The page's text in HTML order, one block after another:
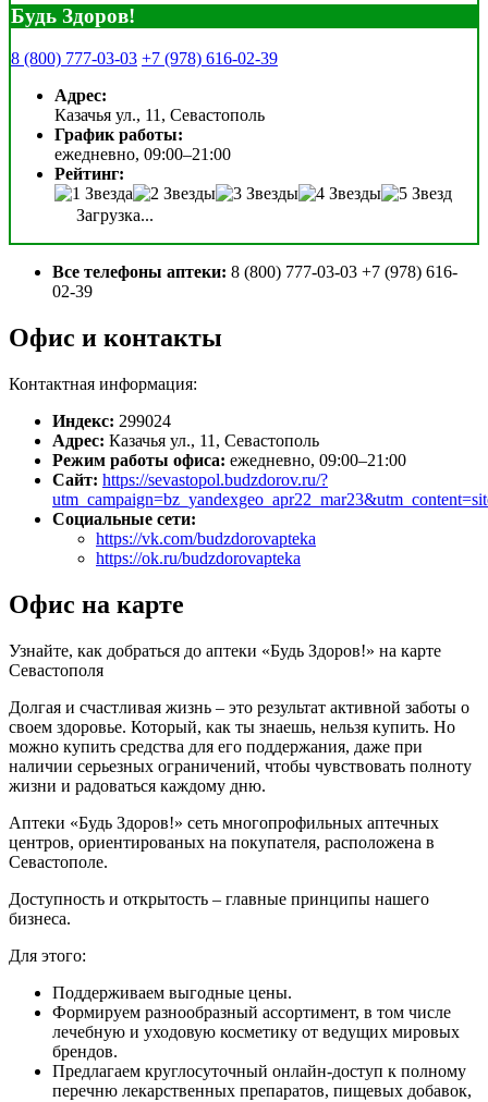
Будь Здоров!
8 (800) 777-03-03 +7 (978) 616-02-39
Адрес:
Казачья ул., 11, Севастополь
График работы:
ежедневно, 09:00–21:00
Рейтинг:
Загрузка...
Все телефоны аптеки: 8 (800) 777-03-03 +7 (978) 616-
02-39
Офис и контакты
Контактная информация:
Индекс: 299024
Адрес: Казачья ул., 11, Севастополь
Режим работы офиса: ежедневно, 09:00–21:00
Сайт: https://sevastopol.budzdorov.ru/?
Социальные сети:
https://vk.com/budzdorovapteka
https://ok.ru/budzdorovapteka
Офис на карте
Узнайте, как добраться до аптеки «Будь Здоров!» на карте
Севастополя
Долгая и счастливая жизнь – это результат активной заботы о
своем здоровье. Который, как ты знаешь, нельзя купить. Но
можно купить средства для его поддержания, даже при
наличии серьезных ограничений, чтобы чувствовать полноту
жизни и радоваться каждому дню.
Аптеки «Будь Здоров!» сеть многопрофильных аптечных
центров, ориентированых на покупателя, расположена в
Севастополе.
Доступность и открытость – главные принципы нашего
бизнеса.
Для этого:
Поддерживаем выгодные цены.
Формируем разнообразный ассортимент, в том числе
лечебную и уходовую косметику от ведущих мировых
брендов.
Предлагаем круглосуточный онлайн-доступ к полному
перечню лекарственных препаратов, пищевых добавок,